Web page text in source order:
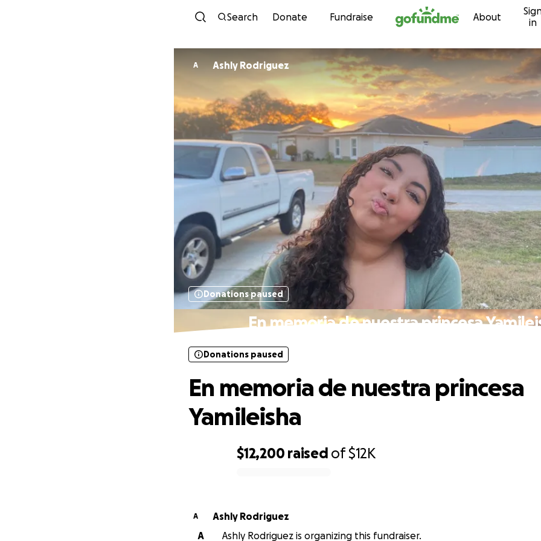
Skip to content
Search Donate Fundraise About
in
A Ashly Rodriguez
Donations paused
En memoria de nuestra princesa
$12,200 raised of$12K
Donations paused
En memoria de nuestra princesa
Yamileisha
A
Ashly Rodriguez
A
Ashly Rodriguez is organizing this fundraiser.